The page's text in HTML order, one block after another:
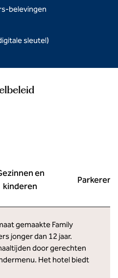
belevingen
sleutel)
en
kinderen
Parkeren
gemaakte Family
jonger dan 12 jaar.
door gerechten
Het hotel biedt